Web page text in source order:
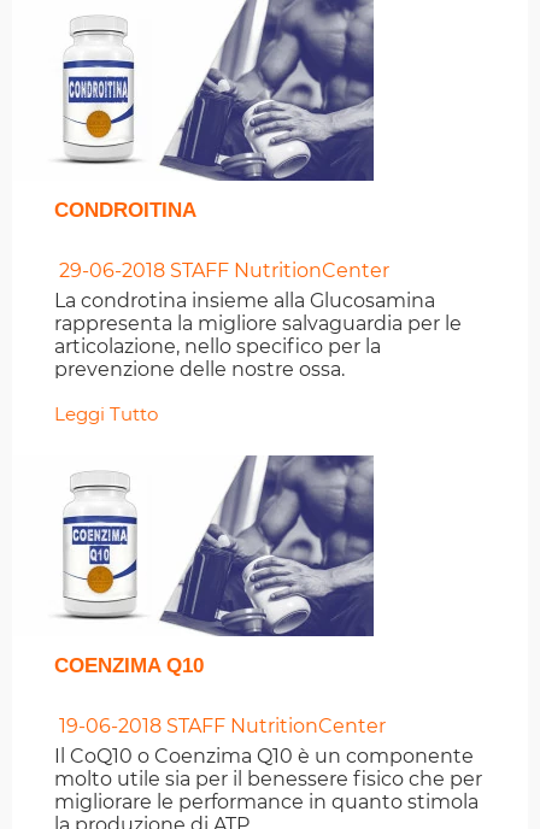
CONDROITINA
29-06-2018 STAFF NutritionCenter
La condrotina insieme alla Glucosamina
rappresenta la migliore salvaguardia per le
articolazione, nello specifico per la
prevenzione delle nostre ossa.
Leggi Tutto
COENZIMA Q10
19-06-2018 STAFF NutritionCenter
Il CoQ10 o Coenzima Q10 è un componente
molto utile sia per il benessere fisico che per
migliorare le performance in quanto stimola